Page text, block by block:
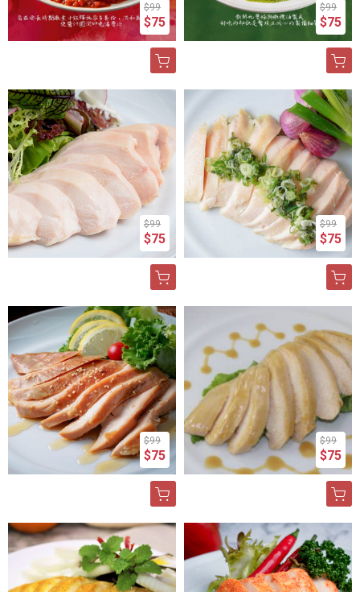
$99
$75
$99
$75
$99
$75
$99
$75
$99
$75
$99
$75